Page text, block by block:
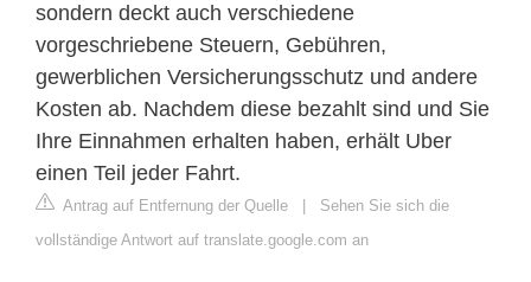
sondern deckt auch verschiedene
vorgeschriebene Steuern, Gebühren,
gewerblichen Versicherungsschutz und andere
Kosten ab. Nachdem diese bezahlt sind und Sie
Ihre Einnahmen erhalten haben, erhält Uber
einen Teil jeder Fahrt.
Antrag auf Entfernung der Quelle
Sehen Sie sich die
vollständige Antwort auf translate.google.com an